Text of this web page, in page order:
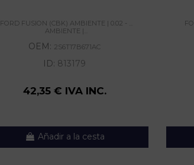
FORD FUSION (CBK) AMBIENTE | 0.02 - ...
AMBIENTE |...
OEM: 2S6T17B671AC
ID: 813179
42,35 € IVA INC.
Añadir a la cesta